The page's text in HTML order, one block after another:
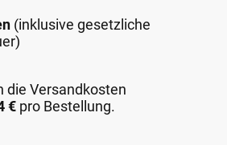
(inklusive gesetzliche
die Versandkosten
€ pro Bestellung.